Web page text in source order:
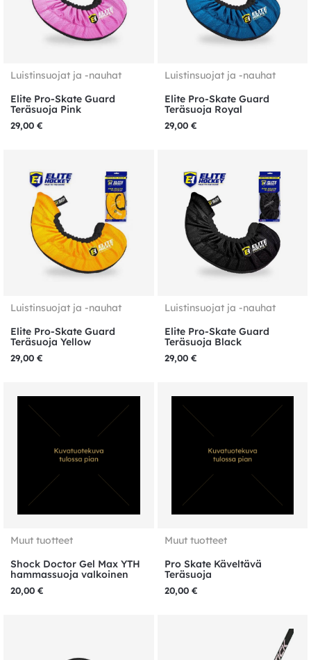
Luistinsuojat ja -nauhat
Elite Pro-Skate Guard
Teräsuoja Pink
29,00 €
Luistinsuojat ja -nauhat
Elite Pro-Skate Guard
Teräsuoja Royal
29,00 €
Luistinsuojat ja -nauhat
Elite Pro-Skate Guard
Teräsuoja Yellow
29,00 €
Luistinsuojat ja -nauhat
Elite Pro-Skate Guard
Teräsuoja Black
29,00 €
Muut tuotteet
Shock Doctor Gel Max YTH
hammassuoja valkoinen
20,00 €
Muut tuotteet
Pro Skate Käveltävä
Teräsuoja
20,00 €